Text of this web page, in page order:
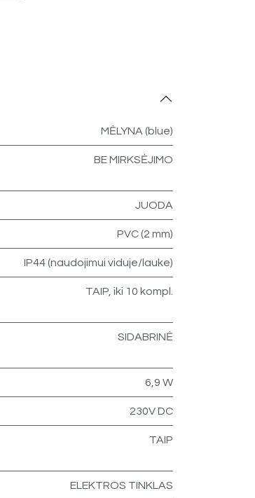
MĖLYNA (blue)
BE MIRKSĖJIMO
JUODA
PVC (2 mm)
IP44 (naudojimui viduje/lauke)
TAIP, iki 10 kompl.
SIDABRINĖ
6,9 W
230V DC
TAIP
ELEKTROS TINKLAS